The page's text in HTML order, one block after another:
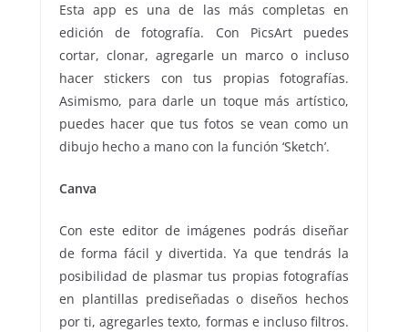
Esta app es una de las más completas en
edición de fotografía. Con PicsArt puedes
cortar, clonar, agregarle un marco o incluso
hacer stickers con tus propias fotografías.
Asimismo, para darle un toque más artístico,
puedes hacer que tus fotos se vean como un
dibujo hecho a mano con la función ‘Sketch’.
Canva
Con este editor de imágenes podrás diseñar
de forma fácil y divertida. Ya que tendrás la
posibilidad de plasmar tus propias fotografías
en plantillas prediseñadas o diseños hechos
por ti, agregarles texto, formas e incluso filtros.